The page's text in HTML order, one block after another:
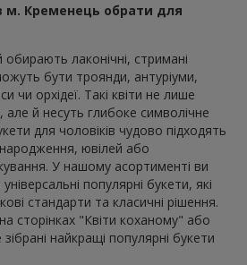
м. Кременець обрати для
обирають лаконічні, стримані
бути троянди, антуріуми,
чи орхідеї. Такі квіти не лише
й несуть глибоке символічне
для чоловіків чудово підходять
ювілей або
У нашому асортименті ви
популярні букети, які
стандарти та класичні рішення.
сторінках "Квіти коханому" або
найкращі популярні букети